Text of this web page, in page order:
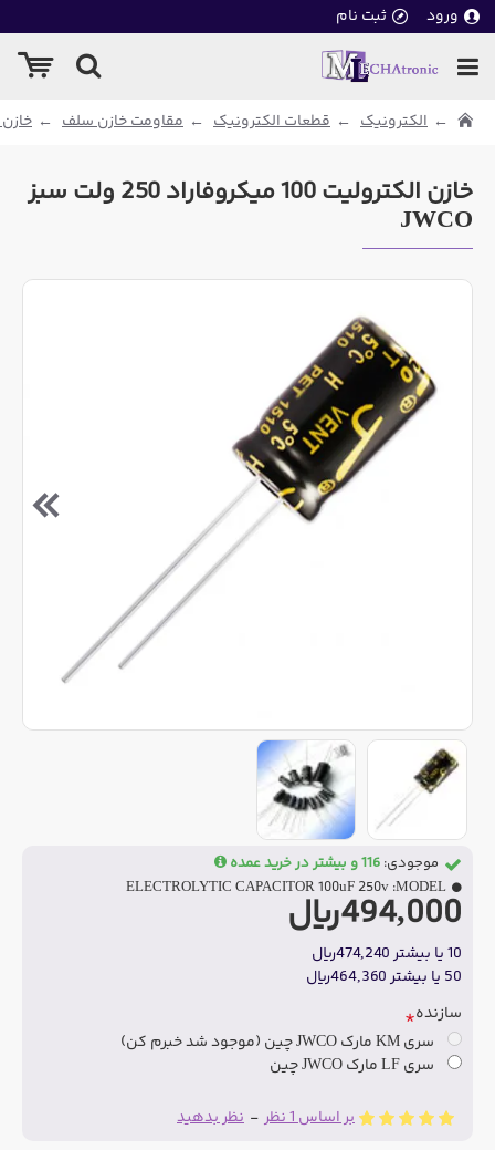
ورود ثبت نام
الکترونیک قطعات الکترونیک مقاومت خازن سلف
خازن الکترولیت 100 میکروفاراد 250 ولت سبز
JWCO
بر اساس 1 نظر - نظر بدهید
494,000ریال
10 یا بیشتر 474,240ریال
50 یا بیشتر 464,360ریال
موجودی: 116 و بیشتر در خرید عمده
MODEL:
ELECTROLYTIC CAPACITOR 100uF 250v
سازنده
سری KM مارک JWCO چین (موجود شد خبرم کن)
سری LF مارک JWCO چین